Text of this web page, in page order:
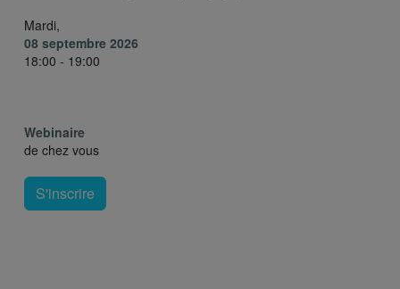
Mardi,
08 septembre 2026
18:00 - 19:00
Webinaire
de chez vous
S'inscrire